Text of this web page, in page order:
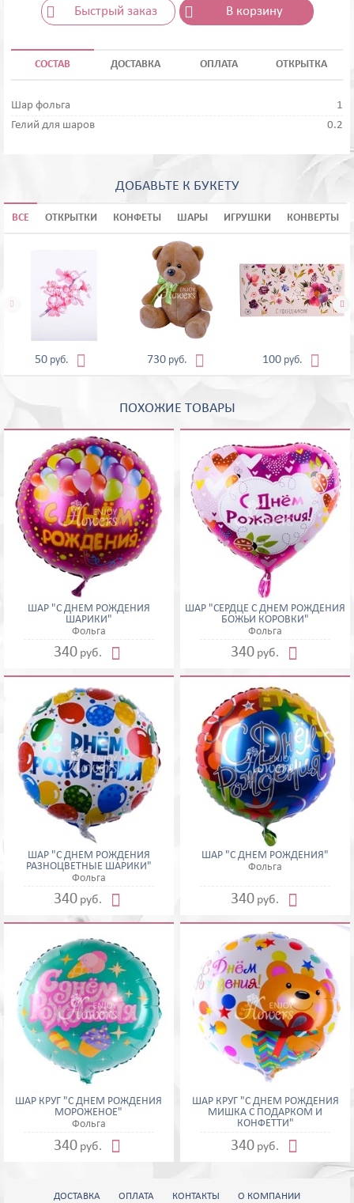
Быстрый заказ В корзину
СОСТАВ ДОСТАВКА ОПЛАТА ОТКРЫТКА
Шар фольга
1
Гелий для шаров
0.2
ДОБАВЬТЕ К БУКЕТУ
ВСЕ ОТКРЫТКИ КОНФЕТЫ ШАРЫ ИГРУШКИ КОНВЕРТЫ
50 руб.  730 руб.  100 руб. 
 
ПОХОЖИЕ ТОВАРЫ
ШАР "С ДНЕМ РОЖДЕНИЯ
ШАРИКИ"
Фольга
340 руб. 
ШАР "СЕРДЦЕ С ДНЕМ РОЖДЕНИЯ
БОЖЬИ КОРОВКИ"
Фольга
340 руб. 
ШАР "С ДНЕМ РОЖДЕНИЯ
РАЗНОЦВЕТНЫЕ ШАРИКИ"
Фольга
340 руб. 
ШАР "С ДНЕМ РОЖДЕНИЯ"
Фольга
340 руб. 
ШАР КРУГ "С ДНЕМ РОЖДЕНИЯ
МОРОЖЕНОЕ"
Фольга
340 руб. 
ШАР КРУГ "С ДНЕМ РОЖДЕНИЯ
МИШКА С ПОДАРКОМ И
КОНФЕТТИ"
340 руб. 
ДОСТАВКА ОПЛАТА КОНТАКТЫ О КОМПАНИИ